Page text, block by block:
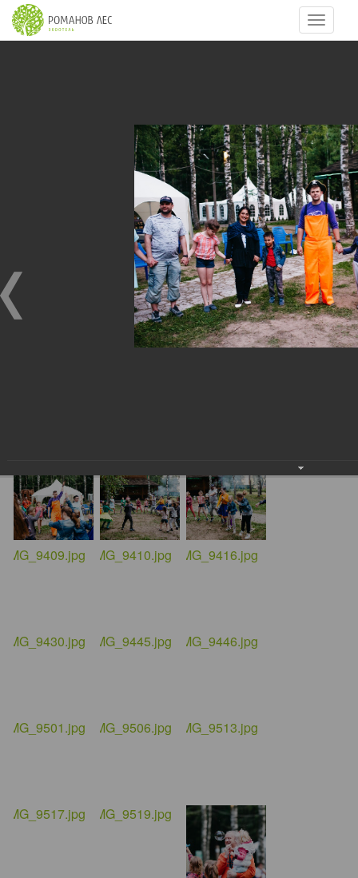
49 из 53